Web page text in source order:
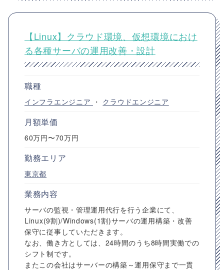
【Linux】クラウド環境、仮想環境におけ
る各種サーバの運用改善・設計
職種
インフラエンジニア ・ クラウドエンジニア
月額単価
60万円〜70万円
勤務エリア
東京都
業務内容
サーバの監視・管理運用代行を行う企業にて、
Linux(9割)/Windows(1割)サーバの運用構築・改善
保守に従事していただきます。
なお、働き方としては、24時間のうち8時間実働での
シフト制です。
またこの会社はサーバーの構築～運用保守まで一貫